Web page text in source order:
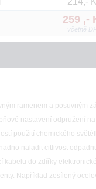
259 ,-
včetně
ramenem a posuvným
nastavení odpružení
použití chemického
naladit citlivost
kabelu do zdířky
Například zesílený